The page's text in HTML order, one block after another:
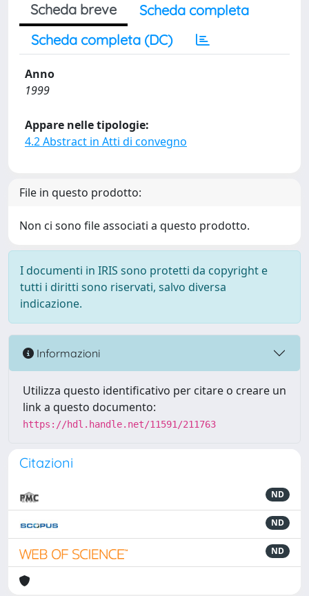
Scheda breve
Scheda completa
Scheda completa (DC)
Anno
1999
Appare nelle tipologie:
4.2 Abstract in Atti di convegno
File in questo prodotto:
Non ci sono file associati a questo prodotto.
I documenti in IRIS sono protetti da copyright e
tutti i diritti sono riservati, salvo diversa
indicazione.
Informazioni
Utilizza questo identificativo per citare o creare un
link a questo documento:
https://hdl.handle.net/11591/211763
Citazioni
ND
ND
ND